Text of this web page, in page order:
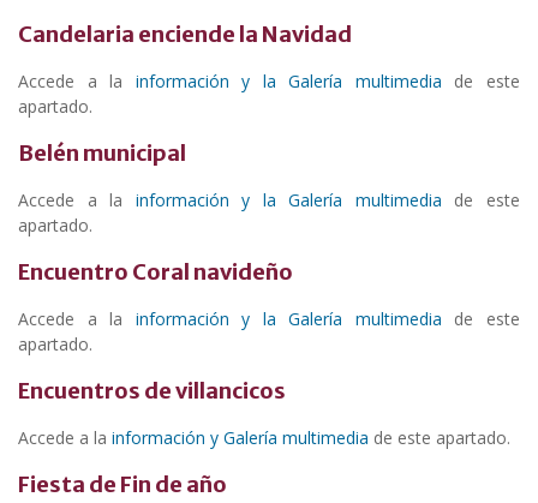
Candelaria enciende la Navidad
Accede a la información y la Galería multimedia de este
apartado.
Belén municipal
Accede a la información y la Galería multimedia de este
apartado.
Encuentro Coral navideño
Accede a la información y la Galería multimedia de este
apartado.
Encuentros de villancicos
Accede a la información y Galería multimedia de este apartado.
Fiesta de Fin de año